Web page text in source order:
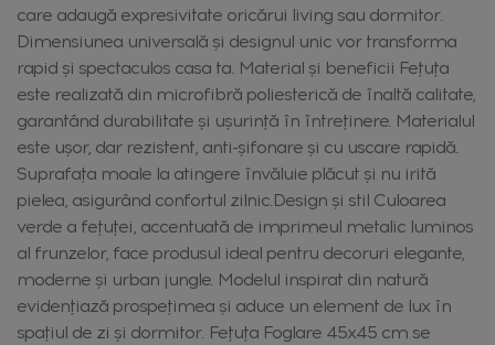
care adaugă expresivitate oricărui living sau dormitor.
Dimensiunea universală și designul unic vor transforma
rapid și spectaculos casa ta. Material și beneficii Fețuța
este realizată din microfibră poliesterică de înaltă calitate,
garantând durabilitate și ușurință în întreținere. Materialul
este ușor, dar rezistent, anti-șifonare și cu uscare rapidă.
Suprafața moale la atingere învăluie plăcut și nu irită
pielea, asigurând confortul zilnic.Design și stil Culoarea
verde a fețuței, accentuată de imprimeul metalic luminos
al frunzelor, face produsul ideal pentru decoruri elegante,
moderne și urban jungle. Modelul inspirat din natură
evidențiază prospețimea și aduce un element de lux în
spațiul de zi și dormitor. Fețuța Foglare 45x45 cm se